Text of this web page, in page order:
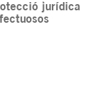
jurídica